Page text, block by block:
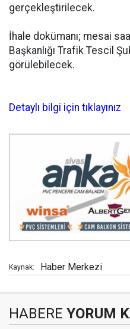
gerçekleştirilecek.
İhale dokümanı; mesai
Başkanlığı Trafik Tescil
görülebilecek.
Detaylı bilgi için tıklayınız
Kaynak: Haber Merkezi
HABERE YORUM